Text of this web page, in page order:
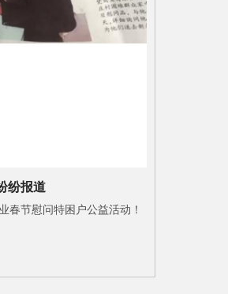
纷报道
春节慰问特困户公益活动！